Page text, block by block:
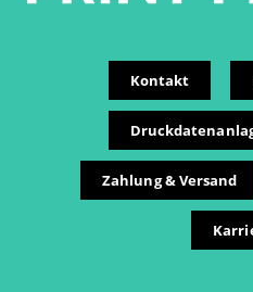
Kontakt
Zahlung & Versand